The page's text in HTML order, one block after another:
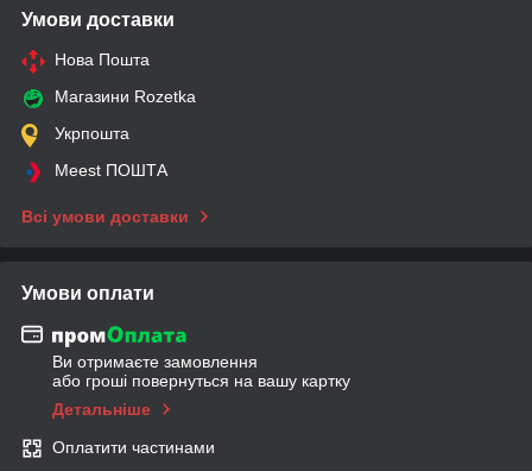
Умови доставки
Нова Пошта
Магазини Rozetka
Укрпошта
Meest ПОШТА
Всі умови доставки
Умови оплати
Ви отримаєте замовлення
або гроші повернуться на вашу картку
Детальніше
Оплатити частинами